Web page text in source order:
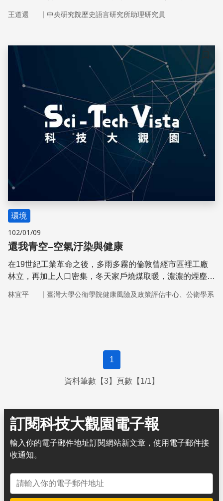
與死亡風險。
王道還 ｜ 中央研究院歷史語言研究所助理研究員
儲存
環境
102/01/09
還我青空–空氣汙染與健康
在19世紀工業革命之後，多雨多霧的倫敦曾經市區裡工廠
林立，再加上人口密集，冬天家戶燒煤取暖，濃濃的煙塵蔚
康。
林宜平 ｜ 臺灣大學公衛學院健康風險及政策評估中心、公衛學系
1
資料筆數【3】頁數【1/1】
訂閱科技大觀園電子報
輸入你的電子郵件地址訂閱網站新文章，使用電子郵件接
收通知。
電子郵件地址